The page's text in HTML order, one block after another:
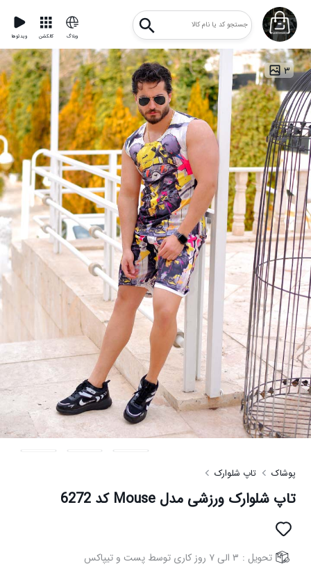
ویدئوها کالکشن وبلاگ
۳
پوشاک تاپ شلوارک
تاپ شلوارک ورزشی مدل Mouse کد 6272
تحویل : ۳ الی ۷ روز کاری توسط پست و تیپاکس